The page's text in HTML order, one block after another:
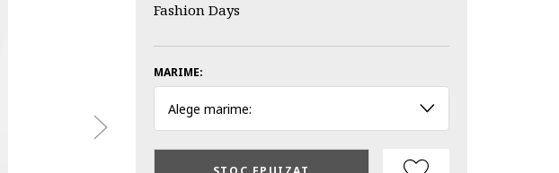
Fashion Days
MARIME:
Alege marime: